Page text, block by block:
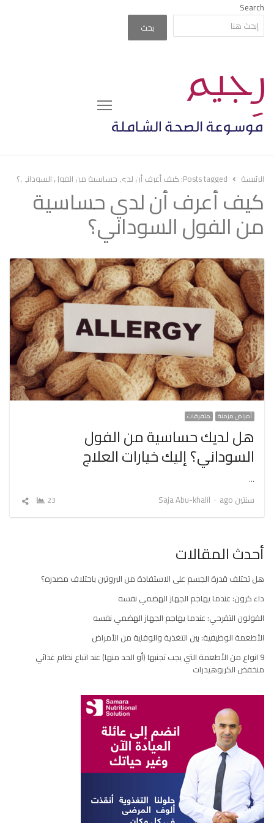
Search
بحث
Menu
الرئيسة Posts tagged: كيف أعرف أن لدي حساسية من الفول السوداني؟
كيف أعرف أن لدي حساسية
من الفول السوداني؟
أمراض مزمنة متفرقات
هل لديك حساسية من الفول
السوداني؟ إليك خيارات العلاج
…
سنتين ago
Author
Saja Abu-khalil
23
شارك
أحدث المقالات
هل تختلف قدرة الجسم على الاستفادة من البروتين باختلاف مصدره؟
داء كرون: عندما يهاجم الجهاز الهضمي نفسه
القولون التقرحي: عندما يهاجم الجهاز الهضمي نفسه
الأطعمة الوظيفية: بين التغذية والوقاية من الأمراض
9 انواع من الأطعمة التي يجب تجنبها (أو الحد منها) عند اتباع نظام غذائي
منخفض الكربوهيدرات